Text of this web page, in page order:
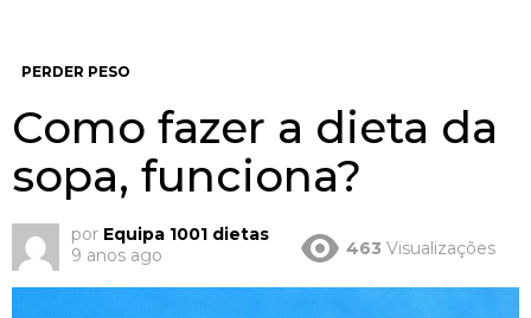
PERDER PESO
Como fazer a dieta da
sopa, funciona?
por Equipa 1001 dietas
9 anos ago
463 Visualizações